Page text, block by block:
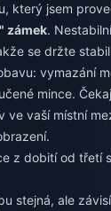
který jsem
zámek.
se držte
vymazání
mince.
ve vaší místní
z dobití od třetí
stejná, ale